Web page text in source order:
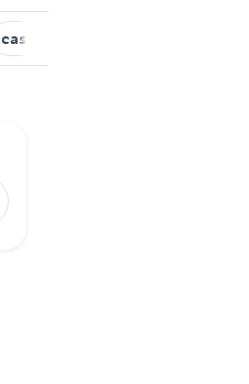
case in affitto san giorgio jonico